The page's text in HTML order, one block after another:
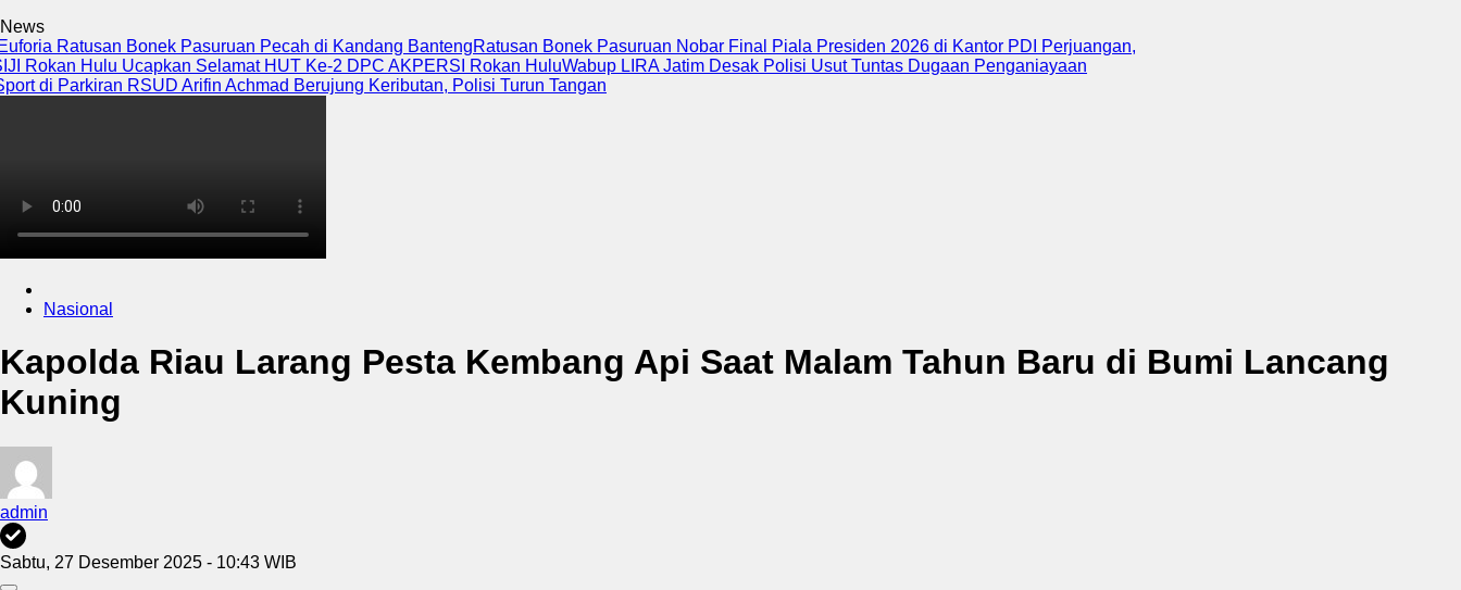
News
Ratusan Bonek Pasuruan Pecah di Kandang BantengRatusan Bonek Pasuruan Nobar Final Piala Presiden 2026 di Kantor PDI Perjuangan,
Hulu Ucapkan Selamat HUT Ke-2 DPC AKPERSI Rokan Hulu Wabup LIRA Jatim Desak Polisi Usut Tuntas Dugaan Penganiayaan
Parkiran RSUD Arifin Achmad Berujung Keributan, Polisi Turun Tangan
Nasional
Kapolda Riau Larang Pesta Kembang Api Saat Malam Tahun Baru di Bumi Lancang
Kuning
admin
Sabtu, 27 Desember 2025 - 10:43 WIB